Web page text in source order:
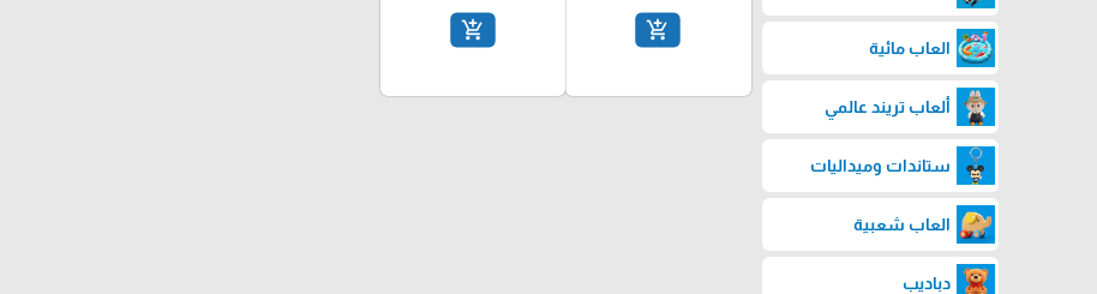
العاب مائية
ألعاب تريند عالمي
ستاندات وميداليات
العاب شعبية
دباديب
add_shopping_cart
add_shopping_cart